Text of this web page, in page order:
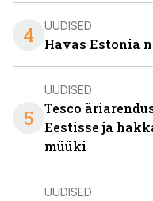
4 UUDISED
Havas Estonia
5
UUDISED
Tesco
Eestisse ja
müüki
UUDISED